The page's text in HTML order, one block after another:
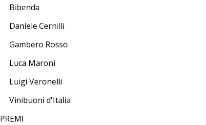
Bibenda
Daniele Cernilli
Gambero Rosso
Luca Maroni
Luigi Veronelli
Vinibuoni d'Italia
PREMI